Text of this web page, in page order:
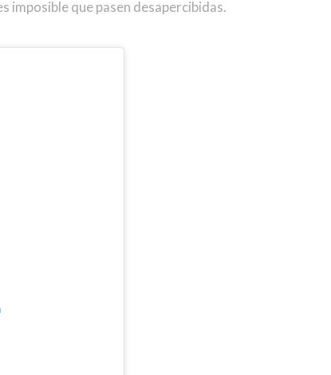
imposible que pasen desapercibidas.